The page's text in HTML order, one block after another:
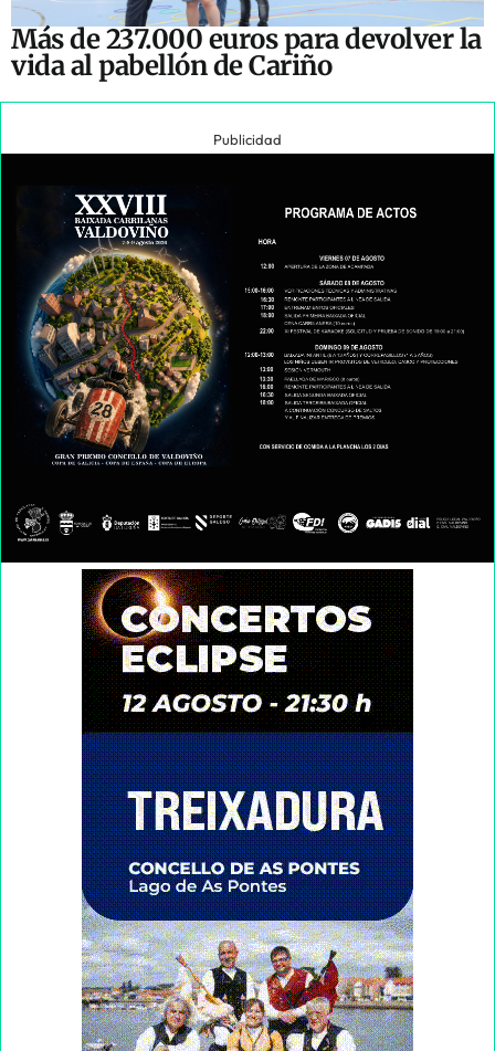
Más de 237.000 euros para devolver la
vida al pabellón de Cariño
Publicidad